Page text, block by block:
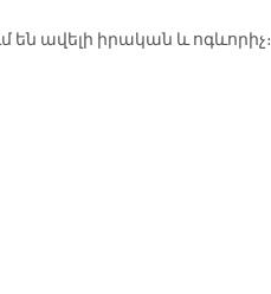
ավելի իրական և ոգևորիչ։